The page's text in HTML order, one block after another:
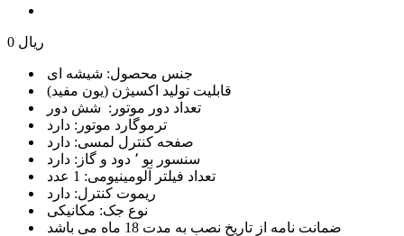
0 ریال
جنس محصول: شیشه ای
قابلیت تولید اکسیژن (یون مفید)
تعداد دور موتور: شش دور
ترموگارد موتور: دارد
صفحه کنترل لمسی: دارد
سنسور بو ٬ دود و گاز: دارد
تعداد فیلتر آلومینیومی: 1 عدد
ریموت کنترل: دارد
نوع جک: مکانیکی
ضمانت نامه از تاریخ نصب به مدت 18 ماه می باشد